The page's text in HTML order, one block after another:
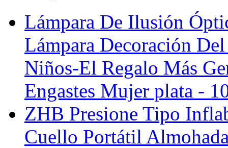
Lámpara De Ilusión
Lámpara Decoración
Niños-El Regalo Más
Engastes Mujer plata -
ZHB Presione Tipo
Cuello Portátil